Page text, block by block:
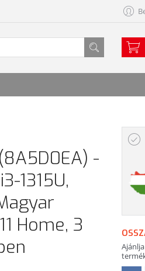
-
1315U,
Home, 3